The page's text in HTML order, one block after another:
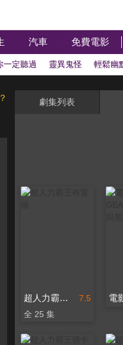
汽車 免費電影
一定聽過 靈異鬼怪 輕鬆幽
劇集列表
7.5
超人力霸王布雷薩
全 25 集